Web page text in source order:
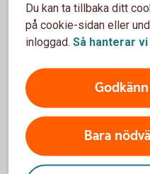
SEKO
godkänna
och statistik.
Inställningar för
Du kan ta tillbaka ditt
på cookie-sidan eller
inloggad. Så hanterar vi
Bara